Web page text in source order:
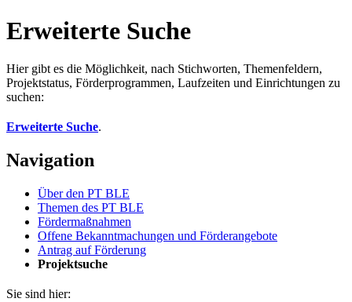
Erweiterte Suche
Hier gibt es die Möglichkeit, nach Stichworten, Themenfeldern,
Projektstatus, Förderprogrammen, Laufzeiten und Einrichtungen zu
suchen:
Erweiterte Suche.
Navigation
Über den PT BLE
The­men des PT BLE
För­der­maß­nah­men
Of­fe­ne Be­kannt­ma­chun­gen und För­der­an­ge­bo­te
An­trag auf För­de­rung
Pro­jekt­su­che
Sie sind hier: